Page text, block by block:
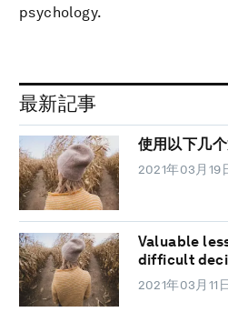
psychology.
最新記事
使用以下几
2021年03月19
Valuable
difficult
2021年03月11日